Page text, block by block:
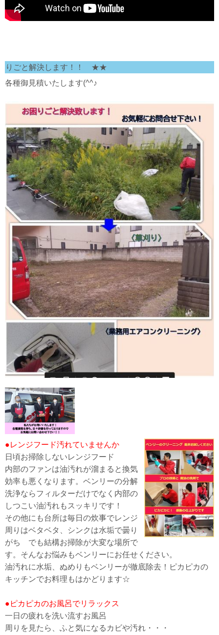
決します！！ ★★
各種御見積いたします(^^♪
●レンジフード汚れていませんか
日頃お掃除しないレンジフード
内部のファンは油汚れが溜まると換気
効率も悪くなります。ベンリーの分解
洗浄ならフィルターだけでなく内部の
しつこい油汚れもスッキリです！
その他にも台所は毎日の炊事でレンジ
周りはベタベタ、シンクは水垢で曇り
がち でも結構お掃除が大変な場所で
す。そんなお悩みもベンリーにお任せください。
油汚れに水垢、ぬめりもベンリーが徹底除去！ピカピカの
キッチンでお料理もはかどります☆
●ピカピカのお風呂でリラックス
一日の疲れを洗い流すお風呂
周りを見たら、ふと気になるカビや汚れ・・・